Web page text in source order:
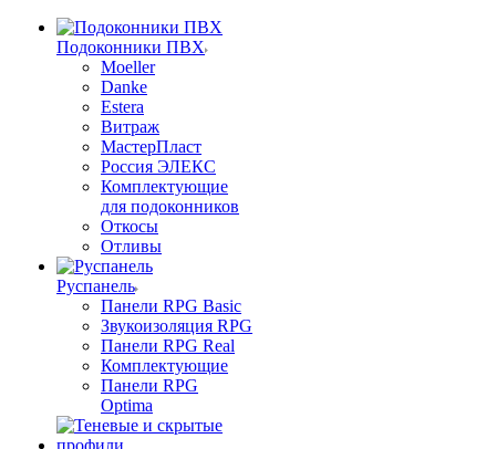
Подоконники ПВХ
Moeller
Danke
Estera
Витраж
МастерПласт
Россия ЭЛЕКС
Комплектующие
для подоконников
Откосы
Отливы
Руспанель
Панели RPG Basic
Звукоизоляция RPG
Панели RPG Real
Комплектующие
Панели RPG
Optima